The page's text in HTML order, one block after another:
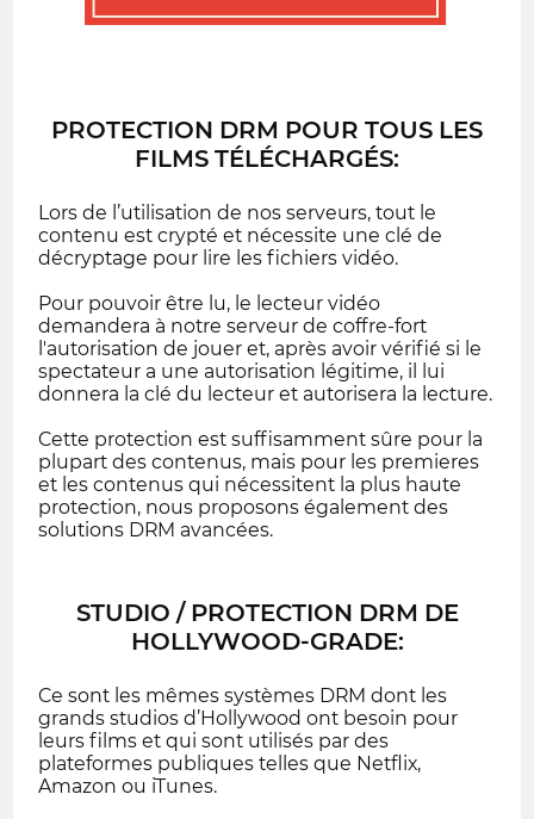
PROTECTION DRM POUR TOUS LES
FILMS TÉLÉCHARGÉS:
Lors de l’utilisation de nos serveurs, tout le
contenu est crypté et nécessite une clé de
décryptage pour lire les fichiers vidéo.
Pour pouvoir être lu, le lecteur vidéo
demandera à notre serveur de coffre-fort
l'autorisation de jouer et, après avoir vérifié si le
spectateur a une autorisation légitime, il lui
donnera la clé du lecteur et autorisera la lecture.
Cette protection est suffisamment sûre pour la
plupart des contenus, mais pour les premieres
et les contenus qui nécessitent la plus haute
protection, nous proposons également des
solutions DRM avancées.
STUDIO / PROTECTION DRM DE
HOLLYWOOD-GRADE:
Ce sont les mêmes systèmes DRM dont les
grands studios d’Hollywood ont besoin pour
leurs films et qui sont utilisés par des
plateformes publiques telles que Netflix,
Amazon ou iTunes.